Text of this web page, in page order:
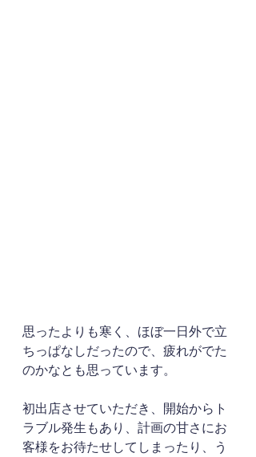
思ったよりも寒く、ほぼ一日外で立
ちっぱなしだったので、疲れがでた
のかなとも思っています。
初出店させていただき、開始からト
ラブル発生もあり、計画の甘さにお
客様をお待たせしてしまったり、う